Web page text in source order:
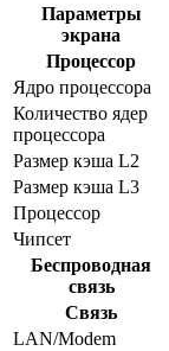
Параметры
экрана
Процессор
Ядро процессора
Количество ядер
процессора
Размер кэша L2
Размер кэша L3
Процессор
Чипсет
Беспроводная
связь
Связь
LAN/Modem